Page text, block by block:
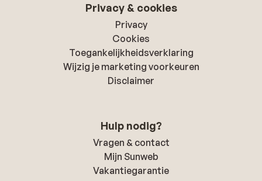
Privacy & cookies
Privacy
Cookies
Toegankelijkheidsverklaring
Wijzig je marketing voorkeuren
Disclaimer
Hulp nodig?
Vragen & contact
Mijn Sunweb
Vakantiegarantie